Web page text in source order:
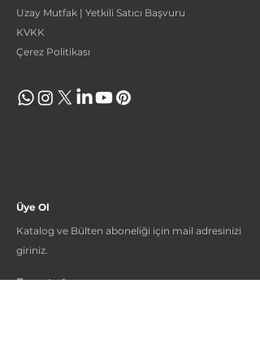
Uzay Mutfak | Yetkili Satıcı Başvuru
KVKK
Çerez Politikası
Üye Ol
Katalog ve Bülten aboneliği için mail adresinizi
giriniz.
E-posta